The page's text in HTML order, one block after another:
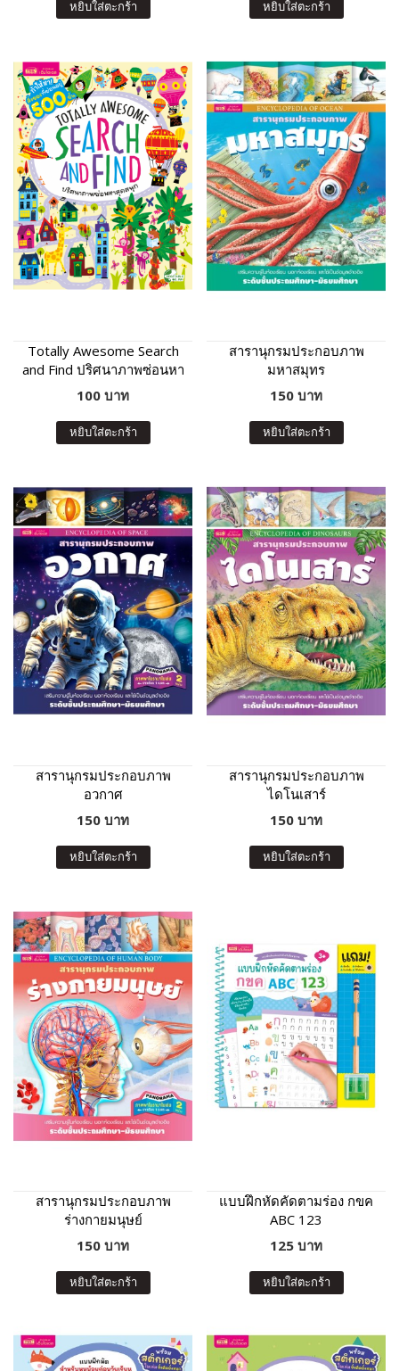
หยิบใส่ตะกร้า หยิบใส่ตะกร้า
Totally Awesome Search
and Find ปริศนาภาพซ่อนหา
สุดสนุก
100 บาท
หยิบใส่ตะกร้า
สารานุกรมประกอบภาพ
มหาสมุทร
150 บาท
หยิบใส่ตะกร้า
สารานุกรมประกอบภาพ
อวกาศ
150 บาท
หยิบใส่ตะกร้า
สารานุกรมประกอบภาพ
ไดโนเสาร์
150 บาท
หยิบใส่ตะกร้า
สารานุกรมประกอบภาพ
ร่างกายมนุษย์
150 บาท
หยิบใส่ตะกร้า
แบบฝึกหัดคัดตามร่อง กขค
ABC 123
125 บาท
หยิบใส่ตะกร้า